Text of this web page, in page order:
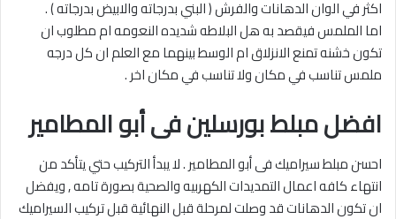
اكثر في الوان الدهانات والفرش ( البني بدرجاته والابيض بدرجاته ) .
اما الملمس فيقصد به هل البلاطه شديده النعومه ام مطلوب ان
تكون خشنه تمنع الانزلاق ام الوسط بينهما مع العلم ان كل درجه
ملمس تناسب في مكان ولا تناسب في مكان اخر .
افضل مبلط بورسلين فى أبو المطامير
احسن مبلط سيراميك فى أبو المطامير . لا يبدأ التركيب حتي يتأكد من
انتهاء كافه اعمال التمديدات الكهربيه والصحية بصورة تامه , ويفضل
ان تكون الدهانات قد وصلت لمرحلة قبل النهائية قبل تركيب السيراميك